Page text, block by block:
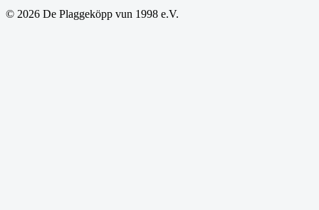
© 2026 De Plaggeköpp vun 1998 e.V.